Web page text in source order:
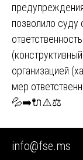
позволило суду
организацией
мер
💦➡️🔌⚠️⚖️
info@fse.ms